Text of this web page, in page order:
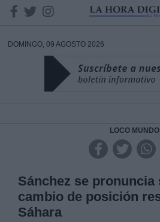
DOMINGO, 09 AGOSTO 2026
LOCO MUNDO
Sánchez se pronuncia
cambio de posición
Sáhara
DATOS
Responsable:
Legitimación: